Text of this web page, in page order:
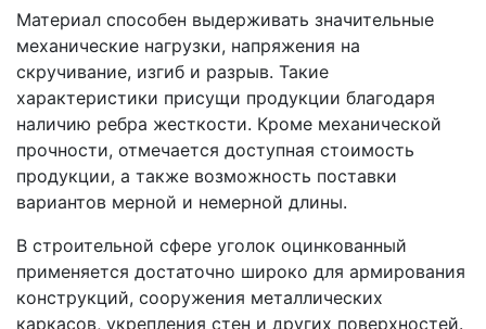
Материал способен выдерживать значительные
механические нагрузки, напряжения на
скручивание, изгиб и разрыв. Такие
характеристики присущи продукции благодаря
наличию ребра жесткости. Кроме механической
прочности, отмечается доступная стоимость
продукции, а также возможность поставки
вариантов мерной и немерной длины.
В строительной сфере уголок оцинкованный
применяется достаточно широко для армирования
конструкций, сооружения металлических
каркасов, укрепления стен и других поверхностей.